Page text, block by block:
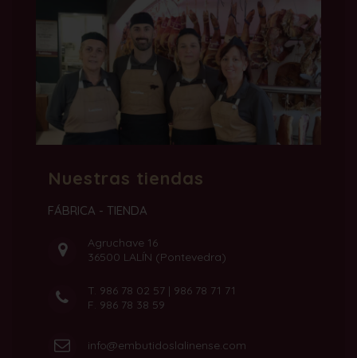
Nuestras tiendas
FÁBRICA - TIENDA
Agruchave 16
36500 LALÍN (Pontevedra)
T. 986 78 02 57 | 986 78 71 71
F. 986 78 38 59
info@embutidoslalinense.com